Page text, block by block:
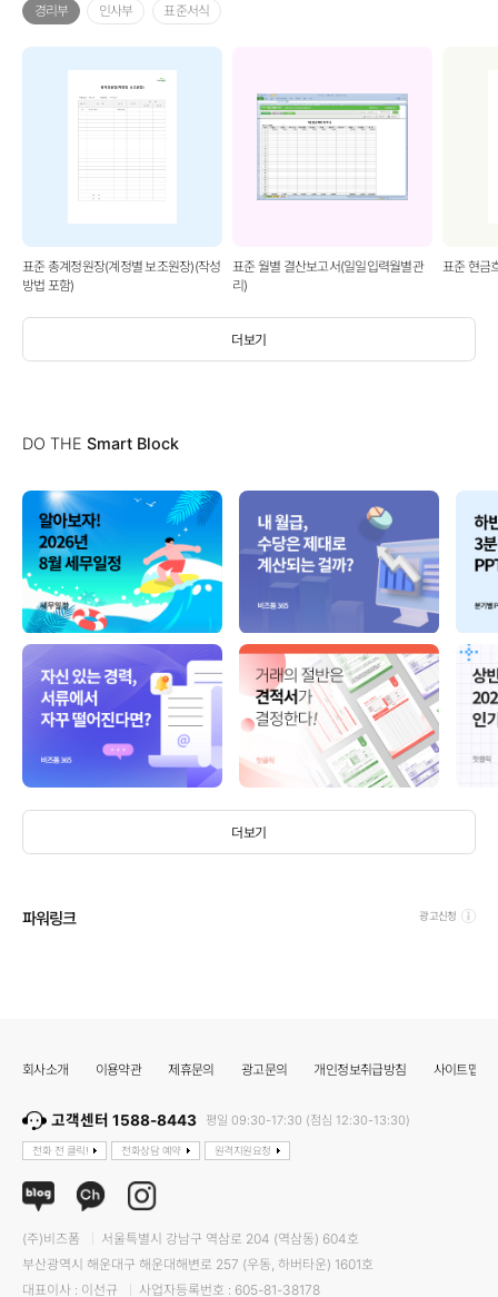
더보기
경리부 인사부 표준서식
표준 총계정원장(계정별 보조원장)(작성
방법 포함)
표준 월별 결산보고서(일일입력월별관
리)
표준 현금
DO THE Smart Block
더보기
파워링크 광고신청
회사소개 이용약관 제휴문의 광고문의 개인정보취급방침 사이트맵
고객센터 1588-8443 평일 09:30-17:30 (점심 12:30-13:30)
전화 전 클릭! 전화상담 예약 원격지원요청
(주)비즈폼
서울특별시 강남구 역삼로 204 (역삼동) 604호
부산광역시 해운대구 해운대해변로 257 (우동, 하버타운) 1601호
대표이사 : 이선규
사업자등록번호 : 605-81-38178